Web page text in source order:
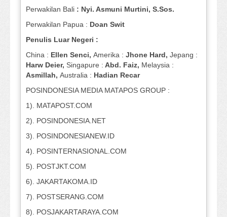
Perwakilan Bali : Nyi. Asmuni Murtini, S.Sos.
Perwakilan Papua : Doan Swit
Penulis Luar Negeri :
China : Ellen Senci, Amerika : Jhone Hard, Jepang :
Harw Deier, Singapure : Abd. Faiz, Melaysia :
Asmillah, Australia : Hadian Recar
POSINDONESIA MEDIA MATAPOS GROUP :
1). MATAPOST.COM
2). POSINDONESIA.NET
3). POSINDONESIANEW.ID
4). POSINTERNASIONAL.COM
5). POSTJKT.COM
6). JAKARTAKOMA.ID
7). POSTSERANG.COM
8). POSJAKARTARAYA.COM